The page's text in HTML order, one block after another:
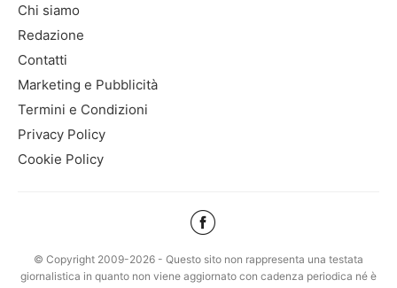
Chi siamo
Redazione
Contatti
Marketing e Pubblicità
Termini e Condizioni
Privacy Policy
Cookie Policy
© Copyright 2009-2026 - Questo sito non rappresenta una testata
giornalistica in quanto non viene aggiornato con cadenza periodica né è